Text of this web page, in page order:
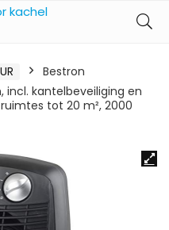
Bestron
kantelbeveiliging en
tot 20 m², 2000